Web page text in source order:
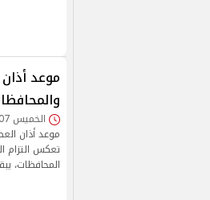
موعد
الخميس 07/مايو/2026 - 03:05 م
موعد أذان
تعكس التزام
المحافظات،